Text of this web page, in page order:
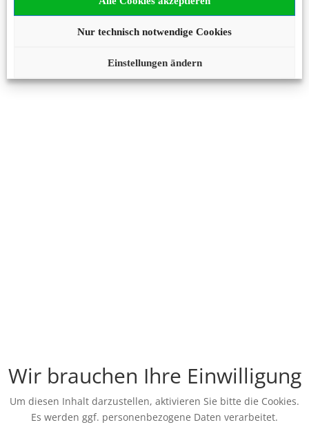
Nur technisch notwendige Cookies
Einstellungen ändern
Wir brauchen Ihre Einwilligung
Um diesen Inhalt darzustellen, aktivieren Sie bitte die Cookies.
Es werden ggf. personenbezogene Daten verarbeitet.